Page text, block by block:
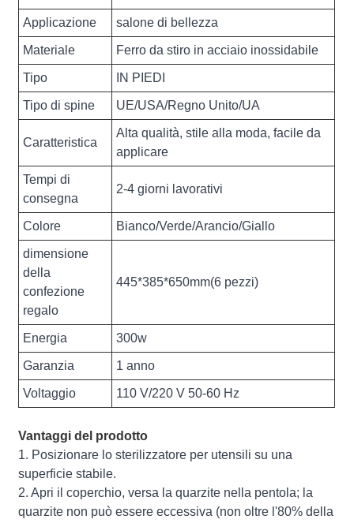
Applicazione salone di bellezza
Materiale Ferro da stiro in acciaio inossidabile
Tipo IN PIEDI
Tipo di spine UE/USA/Regno Unito/UA
Caratteristica
Alta qualità, stile alla moda, facile da
applicare
Tempi di
consegna
2-4 giorni lavorativi
Colore Bianco/Verde/Arancio/Giallo
dimensione
della
confezione
regalo
445*385*650mm(6 pezzi)
Energia 300w
Garanzia 1 anno
Voltaggio 110 V/220 V 50-60 Hz
Vantaggi del prodotto
1. Posizionare lo sterilizzatore per utensili su una
superficie stabile.
2. Apri il coperchio, versa la quarzite nella pentola; la
quarzite non può essere eccessiva (non oltre l'80% della